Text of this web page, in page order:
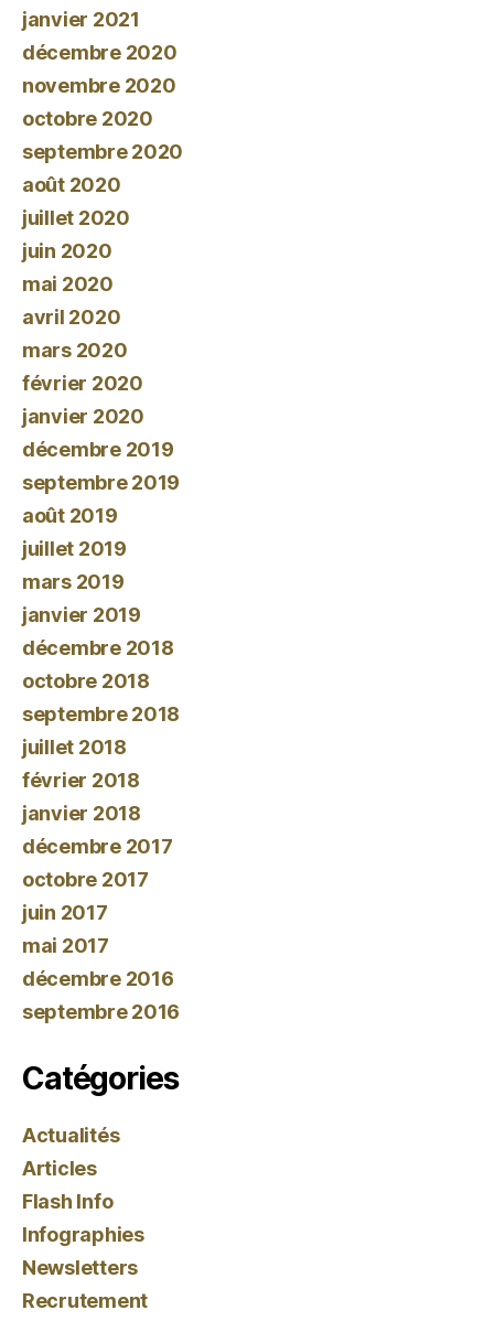
janvier 2021
décembre 2020
novembre 2020
octobre 2020
septembre 2020
août 2020
juillet 2020
juin 2020
mai 2020
avril 2020
mars 2020
février 2020
janvier 2020
décembre 2019
septembre 2019
août 2019
juillet 2019
mars 2019
janvier 2019
décembre 2018
octobre 2018
septembre 2018
juillet 2018
février 2018
janvier 2018
décembre 2017
octobre 2017
juin 2017
mai 2017
décembre 2016
septembre 2016
Catégories
Actualités
Articles
Flash Info
Infographies
Newsletters
Recrutement